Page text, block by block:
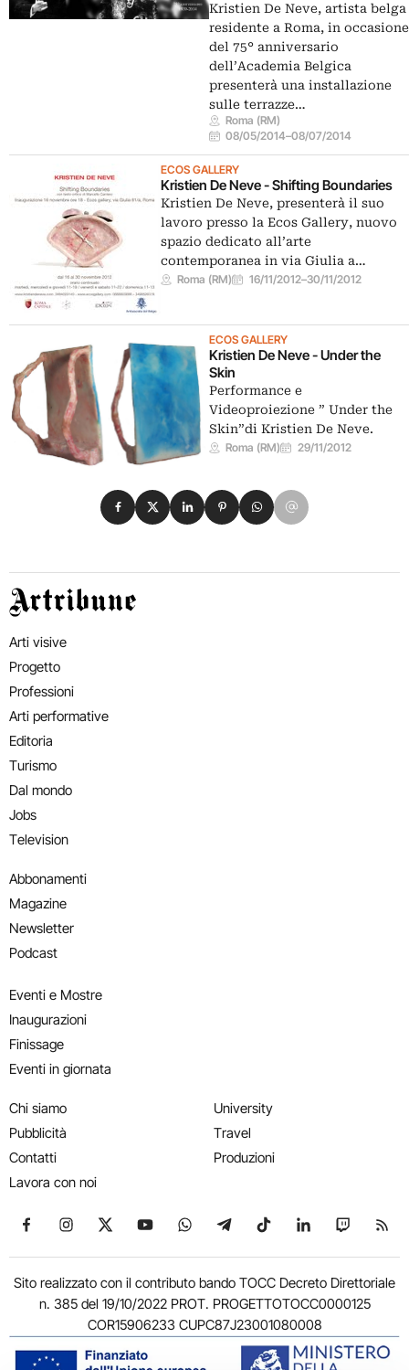
Kristien De Neve, artista belga
residente a Roma, in occasione
del 75° anniversario
dell’Academia Belgica
presenterà una installazione
sulle terrazze…
Roma (RM)
08/05/2014–08/07/2014
ECOS GALLERY
Kristien De Neve - Shifting Boundaries
Kristien De Neve, presenterà il suo
lavoro presso la Ecos Gallery, nuovo
spazio dedicato all’arte
contemporanea in via Giulia a…
Roma (RM) 16/11/2012–30/11/2012
ECOS GALLERY
Kristien De Neve - Under the
Skin
Performance e
Videoproiezione ” Under the
Skin”di Kristien De Neve.
Roma (RM) 29/11/2012
Condividi su Facebook
Condividi su X
Condividi su LinkedIn
Condividi su Pinterest
Condividi su WhatsApp
Condividi su Email
Artribune
Arti visive
Progetto
Professioni
Arti performative
Editoria
Turismo
Dal mondo
Jobs
Television
Abbonamenti
Magazine
Newsletter
Podcast
Eventi e Mostre
Inaugurazioni
Finissage
Eventi in giornata
Chi siamo
Pubblicità
Contatti
Lavora con noi
University
Travel
Produzioni
Seguici su Facebook
Seguici su Instagram
Seguici su X
Seguici su YouTube
Seguici su WhatsApp
Seguici su Telegram
Seguici su TikTok
Seguici su
Seguici
Sito realizzato con il contributo bando TOCC Decreto Direttoriale
n. 385 del 19/10/2022 PROT. PROGETTOTOCC0000125
COR15906233 CUPC87J23001080008